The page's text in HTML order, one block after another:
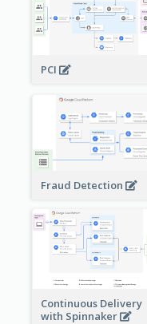
PCI
Fraud Detection
Continuous Delivery
with Spinnaker